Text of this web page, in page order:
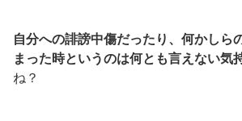
自分への誹謗中傷だったり、何かしら
まった時というのは何とも言えない気
ね？